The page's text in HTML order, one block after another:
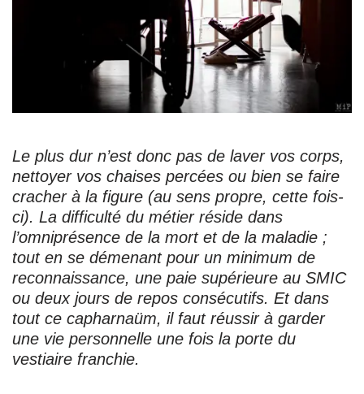
Le plus dur n’est donc pas de laver vos corps,
nettoyer vos chaises percées ou bien se faire
cracher à la figure (au sens propre, cette fois-
ci). La difficulté du métier réside dans
l’omniprésence de la mort et de la maladie ;
tout en se démenant pour un minimum de
reconnaissance, une paie supérieure au SMIC
ou deux jours de repos consécutifs. Et dans
tout ce capharnaüm, il faut réussir à garder
une vie personnelle une fois la porte du
vestiaire franchie.